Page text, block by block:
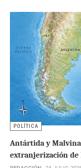
POLÍTICA
Antártida y
extranjerización